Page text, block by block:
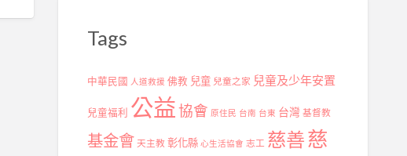
Tags
中華民國 人道救援 佛教 兒童 兒童之家 兒童及少年安置
兒童福利 公益協會 原住民 台南 台東 台灣 基督教
基金會 天主教 彰化縣 心生活協會 志工 慈善慈